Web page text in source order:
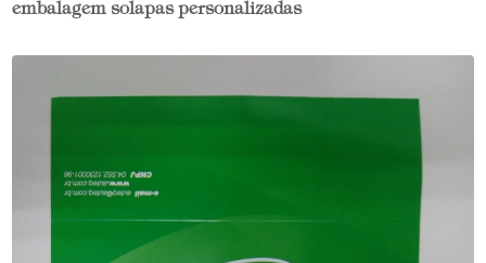
embalagem solapas personalizadas